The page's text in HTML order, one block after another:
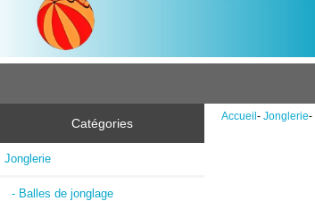
Catégories
Jonglerie
- Balles de jonglage
Accueil- Jonglerie-